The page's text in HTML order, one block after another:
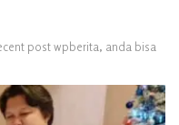
post wpberita, anda bisa